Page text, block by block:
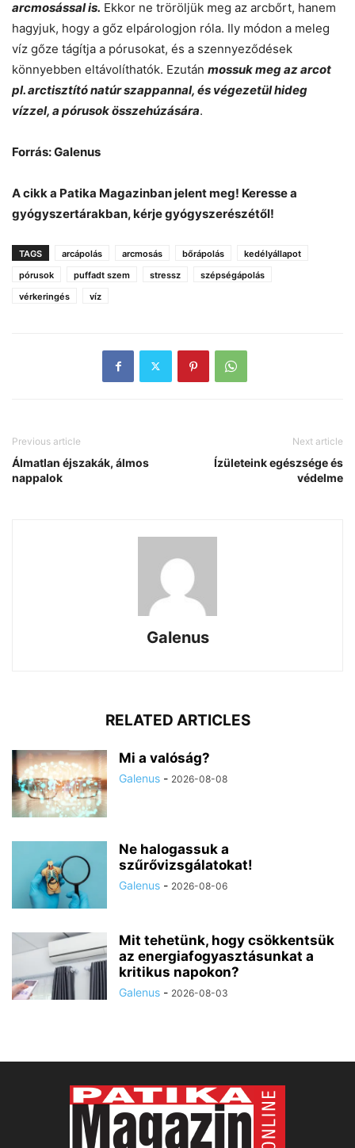
arcmosással is. Ekkor ne tröröljük meg az arcbőrt, hanem
hagyjuk, hogy a gőz elpárologjon róla. Ily módon a meleg
víz gőze tágítja a pórusokat, és a szennyeződések
könnyebben eltávolíthatók. Ezután mossuk meg az arcot
pl. arctisztító natúr szappannal, és végezetül hideg
vízzel, a pórusok összehúzására.
Forrás: Galenus
A cikk a Patika Magazinban jelent meg! Keresse a
gyógyszertárakban, kérje gyógyszerészétől!
TAGS arcápolás arcmosás bőrápolás
kedélyállapot
pórusok
puffadt szem stressz
szépségápolás
vérkeringés
víz
Previous article
Álmatlan éjszakák, álmos
nappalok
Next article
Ízületeink egészsége és
védelme
Galenus
RELATED ARTICLES
Mi a valóság?
Galenus - 2026-08-08
Ne halogassuk a
szűrővizsgálatokat!
Galenus - 2026-08-06
Mit tehetünk, hogy csökkentsük
az energiafogyasztásunkat a
kritikus napokon?
Galenus - 2026-08-03